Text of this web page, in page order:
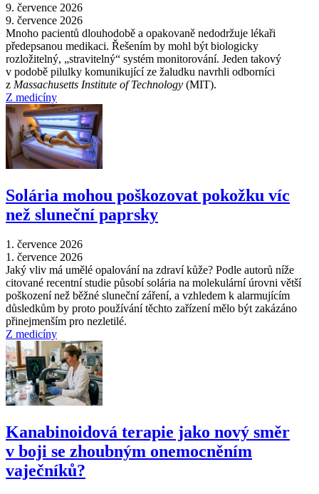
9. července 2026
9. července 2026
Mnoho pacientů dlouhodobě a opakovaně nedodržuje lékaři
předepsanou medikaci. Řešením by mohl být biologicky
rozložitelný, „stravitelný“ systém monitorování. Jeden takový
v podobě pilulky komunikující ze žaludku navrhli odborníci
z Massachusetts Institute of Technology (MIT).
Z medicíny
Solária mohou poškozovat pokožku víc
než sluneční paprsky
1. července 2026
1. července 2026
Jaký vliv má umělé opalování na zdraví kůže? Podle autorů níže
citované recentní studie působí solária na molekulární úrovni větší
poškození než běžné sluneční záření, a vzhledem k alarmujícím
důsledkům by proto používání těchto zařízení mělo být zakázáno
přinejmenším pro nezletilé.
Z medicíny
Kanabinoidová terapie jako nový směr
v boji se zhoubným onemocněním
vaječníků?